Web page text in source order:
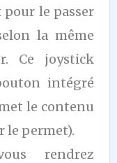
le passer
la même
Ce joystick
intégré
le contenu
le permet).
rendrez